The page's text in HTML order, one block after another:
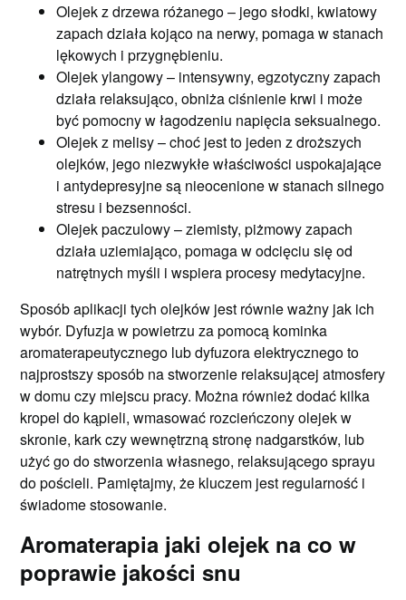
Olejek z drzewa różanego – jego słodki, kwiatowy
zapach działa kojąco na nerwy, pomaga w stanach
lękowych i przygnębieniu.
Olejek ylangowy – intensywny, egzotyczny zapach
działa relaksująco, obniża ciśnienie krwi i może
być pomocny w łagodzeniu napięcia seksualnego.
Olejek z melisy – choć jest to jeden z droższych
olejków, jego niezwykłe właściwości uspokajające
i antydepresyjne są nieocenione w stanach silnego
stresu i bezsenności.
Olejek paczulowy – ziemisty, piżmowy zapach
działa uziemiająco, pomaga w odcięciu się od
natrętnych myśli i wspiera procesy medytacyjne.
Sposób aplikacji tych olejków jest równie ważny jak ich
wybór. Dyfuzja w powietrzu za pomocą kominka
aromaterapeutycznego lub dyfuzora elektrycznego to
najprostszy sposób na stworzenie relaksującej atmosfery
w domu czy miejscu pracy. Można również dodać kilka
kropel do kąpieli, wmasować rozcieńczony olejek w
skronie, kark czy wewnętrzną stronę nadgarstków, lub
użyć go do stworzenia własnego, relaksującego sprayu
do pościeli. Pamiętajmy, że kluczem jest regularność i
świadome stosowanie.
Aromaterapia jaki olejek na co w
poprawie jakości snu